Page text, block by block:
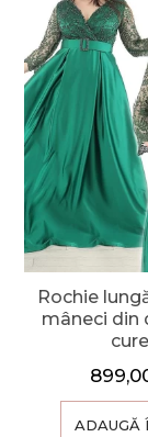
Rochie
mâneci din
ADAUGĂ